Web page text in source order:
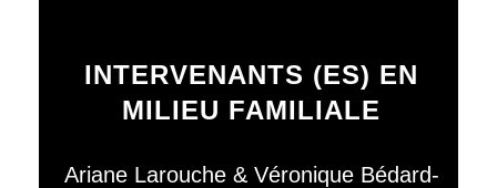
INTERVENANTS (ES) EN
MILIEU FAMILIALE
Ariane Larouche & Véronique Bédard-